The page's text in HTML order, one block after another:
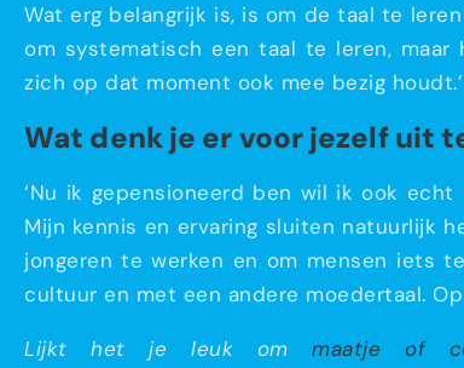
Wat erg belangrijk is, is om de taal te
om systematisch een taal te leren,
zich op dat moment ook mee bezig houdt.’
Wat denk je er voor jezelf uit
‘Nu ik gepensioneerd ben wil ik ook
Mijn kennis en ervaring sluiten natuurlijk
jongeren te werken en om mensen iets
cultuur en met een andere moedertaal.
Lijkt het je leuk ommaatje of